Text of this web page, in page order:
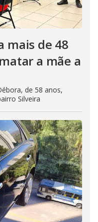
mais de 48
a mãe a
de 58 anos,
Silveira